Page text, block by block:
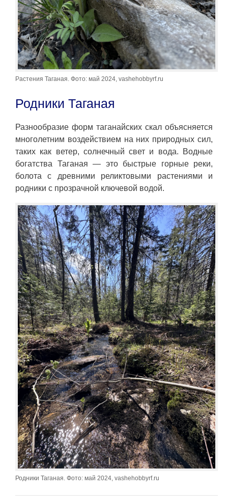
Растения Таганая. Фото: май 2024, vashehobbyrf.ru
Родники Таганая
Разнообразие форм таганайских скал объясняется
многолетним воздействием на них природных сил,
таких как ветер, солнечный свет и вода. Водные
богатства Таганая — это быстрые горные реки,
болота с древними реликтовыми растениями и
родники с прозрачной ключевой водой.
Родники Таганая. Фото: май 2024, vashehobbyrf.ru